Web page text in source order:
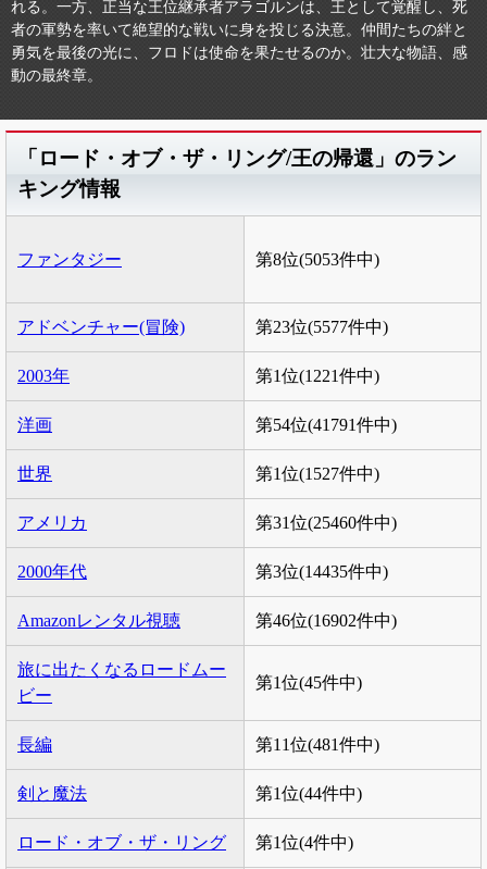
れる。一方、正当な王位継承者アラゴルンは、王として覚醒し、死
者の軍勢を率いて絶望的な戦いに身を投じる決意。仲間たちの絆と
勇気を最後の光に、フロドは使命を果たせるのか。壮大な物語、感
動の最終章。
「ロード・オブ・ザ・リング/王の帰還」のラン
キング情報
ファンタジー 第8位(5053件中)
アドベンチャー(冒険) 第23位(5577件中)
2003年 第1位(1221件中)
洋画 第54位(41791件中)
世界 第1位(1527件中)
アメリカ 第31位(25460件中)
2000年代 第3位(14435件中)
Amazonレンタル視聴 第46位(16902件中)
旅に出たくなるロードムー
ビー
第1位(45件中)
長編 第11位(481件中)
剣と魔法 第1位(44件中)
ロード・オブ・ザ・リング 第1位(4件中)